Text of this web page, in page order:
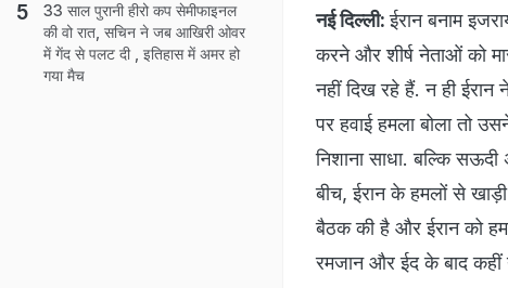
नई दिल्ली: ईरान बनाम
करने और शीर्ष नेताओं को
नहीं दिख रहे हैं. न ही
पर हवाई हमला बोला तो
निशाना साधा. बल्कि
बीच, ईरान के हमलों से
बैठक की है और ईरान को
रमजान और ईद के बाद कहीं
33 साल पुरानी हीरो कप सेमीफाइनल
की वो रात, सचिन ने जब आखिरी ओवर
में गेंद से पलट दी , इतिहास में अमर हो
गया मैच